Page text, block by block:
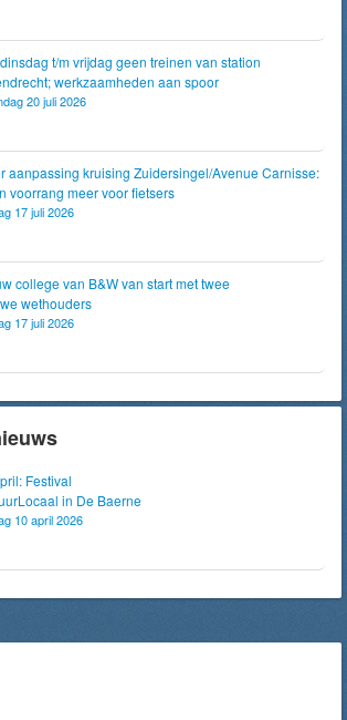
t/m vrijdag geen treinen van station
werkzaamheden aan spoor
20 juli 2026
aanpassing kruising Zuidersingel/Avenue Carnisse:
voorrang meer voor fietsers
17 juli 2026
college van B&W van start met twee
wethouders
17 juli 2026
Festival
in De Baerne
10 april 2026